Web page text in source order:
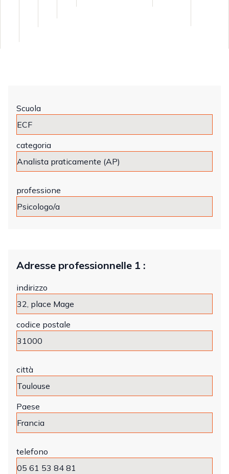
Scuola
categoria
professione
Adresse professionnelle 1 :
indirizzo
codice postale
città
Paese
telefono